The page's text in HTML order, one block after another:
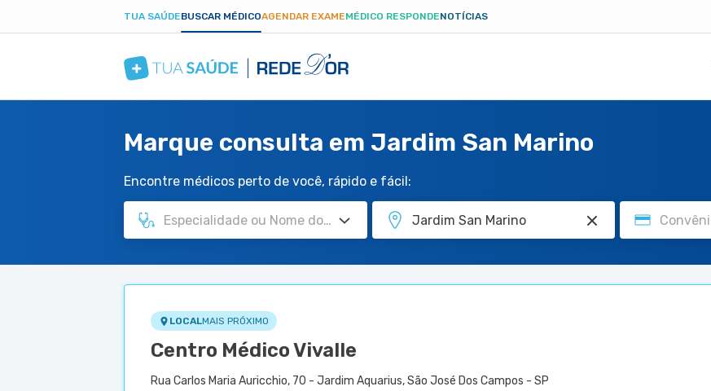
TUA SAÚDEBUSCAR MÉDICOAGENDAR EXAMEMÉDICO RESPONDENOTÍCIAS
Marque consulta em Jardim San Marino
Encontre médicos perto de você, rápido e fácil:
LOCALMAIS PRÓXIMO
Centro Médico Vivalle
Rua Carlos Maria Auricchio, 70 - Jardim Aquarius, São José Dos Campos - SP